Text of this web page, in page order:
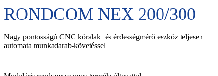
RONDCOM NEX 200/300
Nagy pontosságú CNC köralak- és érdességmérő eszköz teljesen
automata munkadarab-követéssel